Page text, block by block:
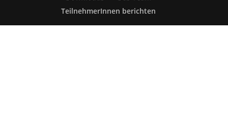
TeilnehmerInnen berichten